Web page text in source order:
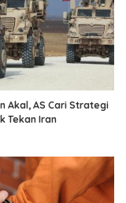
Akal, AS Cari Strategi
Tekan Iran